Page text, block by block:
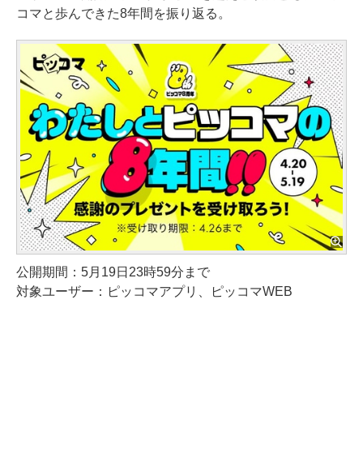
コマと歩んできた8年間を振り返る。
公開期間：5月19日23時59分まで
対象ユーザー：ピッコマアプリ、ピッコマWEB